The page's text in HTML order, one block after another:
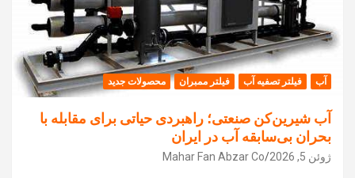
آب فیلتر تصفیه آب فیلتر ممبران محصولات جدید
آب شیرین‌کن صنعتی؛ راهبردی حیاتی برای مقابله با
بحران بی‌سابقه آب در ایران
ژوئن 5, 2026 Mahar Fan Abzar Co